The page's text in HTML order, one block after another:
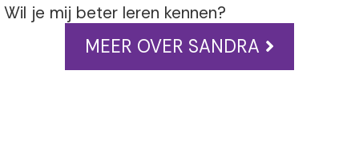
Wil je mij beter leren kennen?
MEER OVER SANDRA